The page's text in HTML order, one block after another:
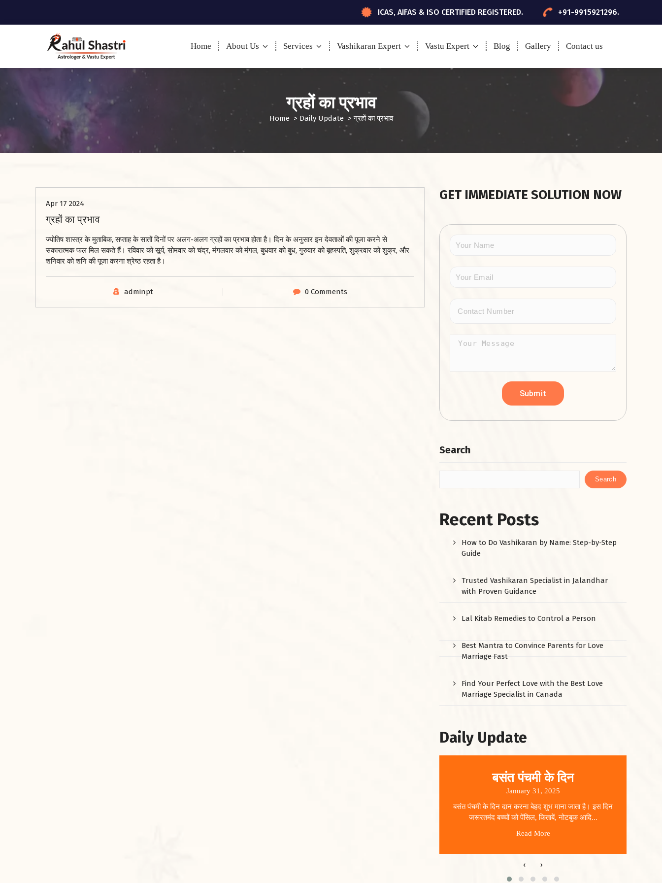
ICAS, AIFAS & ISO CERTIFIED REGISTERED. +91-9915921296.
Home About Us Services Vashikaran Expert Vastu Expert Blog Gallery Contact us
ग्रहों का प्रभाव
Home> Daily Update>ग्रहों का प्रभाव
Apr 17 2024
ग्रहों का प्रभाव
ज्योतिष शास्त्र के मुताबिक, सप्ताह के सातों दिनों पर अलग-अलग ग्रहों का प्रभाव होता है। दिन के अनुसार इन देवताओं की पूजा करने से
सकारात्मक फल मिल सकते हैं। रविवार को सूर्य, सोमवार को चंद्र, मंगलवार को मंगल, बुधवार को बुध, गुरुवार को बृहस्पति, शुक्रवार को शुक्र, और
शनिवार को शनि की पूजा करना श्रेष्ठ रहता है।
adminpt 0 Comments
GET IMMEDIATE SOLUTION NOW
Search
Search
Recent Posts
How to Do Vashikaran by Name: Step-by-Step
Guide
Trusted Vashikaran Specialist in Jalandhar
with Proven Guidance
Lal Kitab Remedies to Control a Person
Best Mantra to Convince Parents for Love
Marriage Fast
Find Your Perfect Love with the Best Love
Marriage Specialist in Canada
Daily Update
बसंत पंचमी के दिन
January 31, 2025
बसंत पंचमी के दिन दान करना बेहद शुभ माना जाता है। इस दिन
जरूरतमंद बच्चों को पेंसिल, किताबें, नोटबुक आदि...
Read More
‹ ›